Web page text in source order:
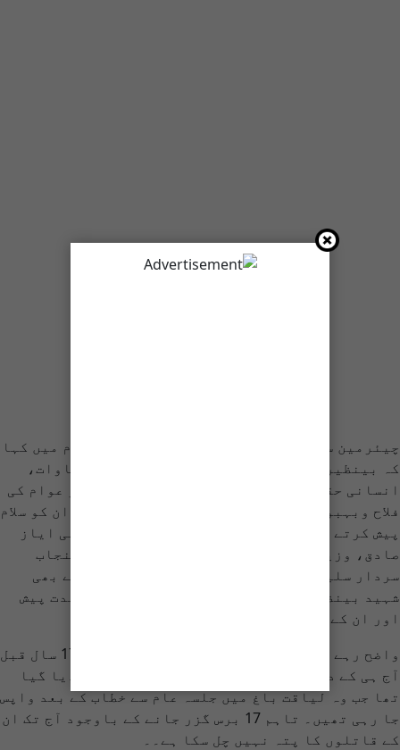
چیئرمین سینیٹ یوسف رضا گیلانی نے اپنے پیغام میں کہا
کہ بینظیربھٹو نے دنیا بھر میں جمہوریت، مساوات،
انسانی حقوق کیلیے ایک نئی مثال قائم کی اور عوام کی
فلاح وبہبود کے لیے اپنی زندگی وقف کر دی۔ ہم ان کو سلام
پیش کرتے ہیں۔ اس کے علاوہ اسپیکر قومی اسمبلی ایاز
صادق، وزیراعلیٰ سندھ مراد علی شاہ، گورنر پنجاب
سردار سلیم حیدر سمیت دیگر سیاسی رہنماؤں نے بھی
شہید بینظیر بھٹو کی برسی پر انہیں خراج عقیدت پیش
اور ان کے بلند درجات کی دعا کی ہے۔
واضح رہے کہ سابق وزیراعظم بینظیر بھٹو کو 17 سال قبل
آج ہی کے دن 27 دسمبر 2007 کو اس وقت شہید کر دیا گیا
تھا جب وہ لیاقت باغ میں جلسہ عام سے خطاب کے بعد واپس
جا رہی تھیں۔ تاہم 17 برس گزر جانے کے باوجود آج تک ان
کے قاتلوں کا پتہ نہیں چل سکا ہے۔۔